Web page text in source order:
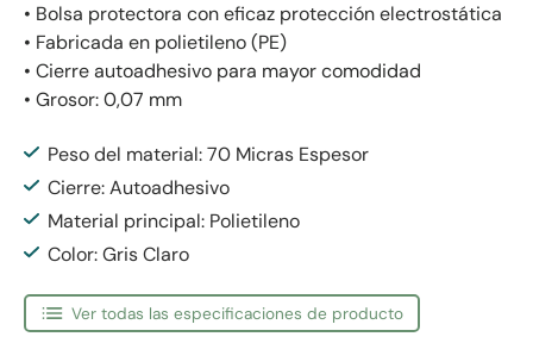
• Bolsa protectora con eficaz protección electrostática
• Fabricada en polietileno (PE)
• Cierre autoadhesivo para mayor comodidad
• Grosor: 0,07 mm
Peso del material: 70 Micras Espesor
Cierre: Autoadhesivo
Material principal: Polietileno
Color: Gris Claro
Ver todas las especificaciones de producto